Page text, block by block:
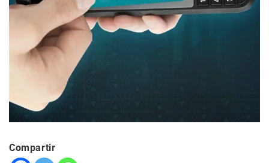
Compartir